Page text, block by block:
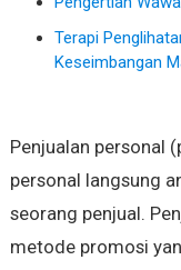
Terapi
Keseimbangan
Penjualan personal
personal langsung
seorang penjual.
metode promosi